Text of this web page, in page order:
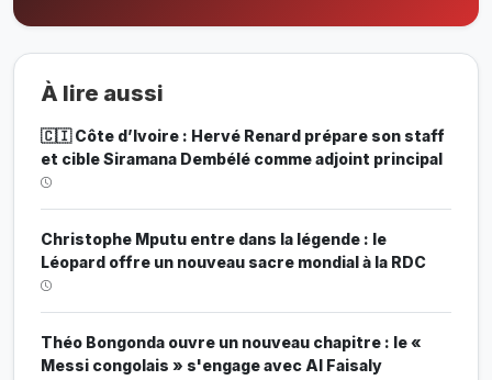
À lire aussi
🇨🇮 Côte d’Ivoire : Hervé Renard prépare son staff
et cible Siramana Dembélé comme adjoint principal
Christophe Mputu entre dans la légende : le
Léopard offre un nouveau sacre mondial à la RDC
Théo Bongonda ouvre un nouveau chapitre : le «
Messi congolais » s'engage avec Al Faisaly